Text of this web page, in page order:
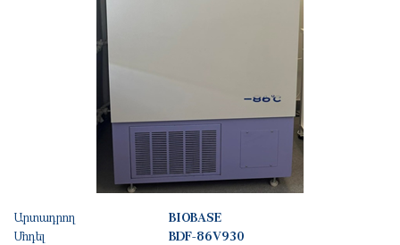
Արտադրող
BIOBASE
Մոդել
BDF-86V930